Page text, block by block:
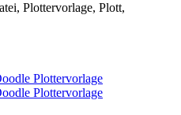
Plottervorlage, Plott,